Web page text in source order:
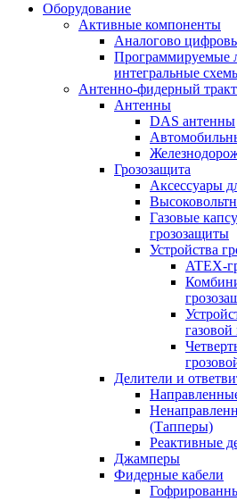
Оборудование
Активные компоненты
Аналогово
Программируемые
интегральные
Антенно-фидерный тракт
Антенны
DAS антенны
Грозозащита
Аксессуары
Газовые
грозозащиты
Устройства
ATEX-
газовой
Делители и
(Тапперы)
Реактивные
Джамперы
Фидерные кабели